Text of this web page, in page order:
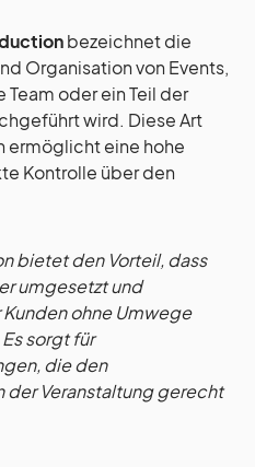
bezeichnet die
Organisation von Events,
oder ein Teil der
wird. Diese Art
ermöglicht eine hohe
Kontrolle über den
bietet den Vorteil, dass
umgesetzt und
ohne Umwege
sorgt für
die den
der Veranstaltung gerecht